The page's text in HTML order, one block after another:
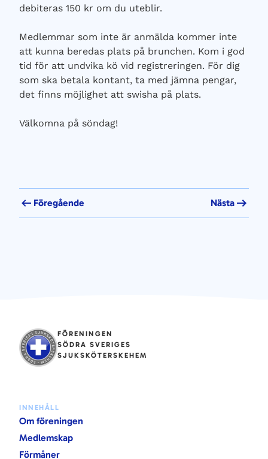
debiteras 150 kr om du uteblir.
Medlemmar som inte är anmälda kommer inte
att kunna beredas plats på brunchen. Kom i god
tid för att undvika kö vid registreringen. För dig
som ska betala kontant, ta med jämna pengar,
det finns möjlighet att swisha på plats.
Välkomna på söndag!
Föregående Nästa
FÖRENINGEN
SÖDRA SVERIGES
SJUKSKÖTERSKEHEM
INNEHÅLL
Om föreningen
Medlemskap
Förmåner